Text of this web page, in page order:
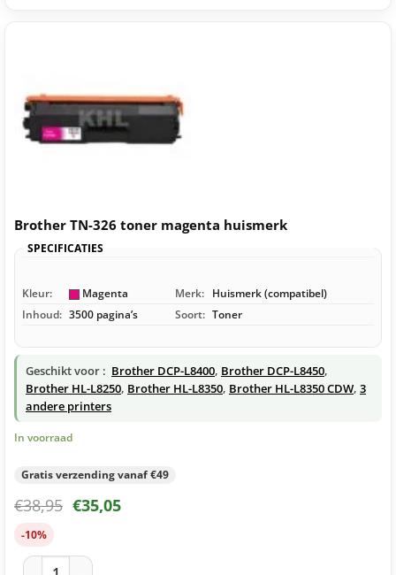
Brother TN-326 toner magenta huismerk
SPECIFICATIES
Kleur: Magenta Merk: Huismerk (compatibel)
Inhoud: 3500 pagina’s Soort: Toner
Geschikt voor : Brother DCP-L8400, Brother DCP-L8450,
Brother HL-L8250, Brother HL-L8350, Brother HL-L8350 CDW, 3
andere printers
In voorraad
Gratis verzending vanaf €49
€38,95 €35,05
-10%
Brother TN-326 toner magenta huismerk aantal